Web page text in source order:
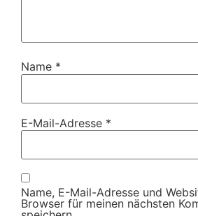
Name *
E-Mail-Adresse *
Name, E-Mail-Adresse und
Browser für meinen nächsten